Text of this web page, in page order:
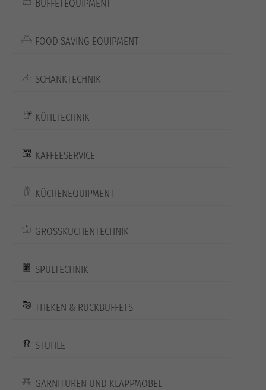
BUFFETEQUIPMENT
FOOD SAVING EQUIPMENT
SCHANKTECHNIK
KÜHLTECHNIK
KAFFEESERVICE
KÜCHENEQUIPMENT
GROSSKÜCHENTECHNIK
SPÜLTECHNIK
THEKEN & RÜCKBUFFETS
STÜHLE
GARNITUREN UND KLAPPMÖBEL